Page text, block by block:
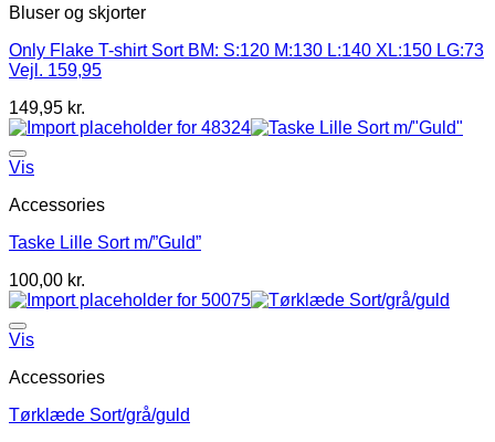
Bluser og skjorter
Only Flake T-shirt Sort BM: S:120 M:130 L:140 XL:150 LG:73
Vejl. 159,95
149,95 kr.
Vis
Accessories
Taske Lille Sort m/”Guld”
100,00 kr.
Vis
Accessories
Tørklæde Sort/grå/guld